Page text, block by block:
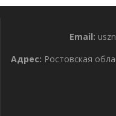
Email:
Адрес: Ростовская